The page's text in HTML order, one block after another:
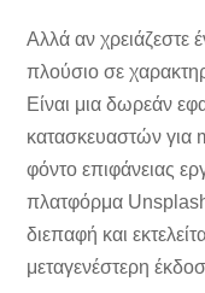
Αλλά αν χρειάζεστε
πλούσιο σε
Είναι μια δωρεάν
κατασκευαστών για
φόντο επιφάνειας
πλατφόρμα
διεπαφή και
μεταγενέστερη